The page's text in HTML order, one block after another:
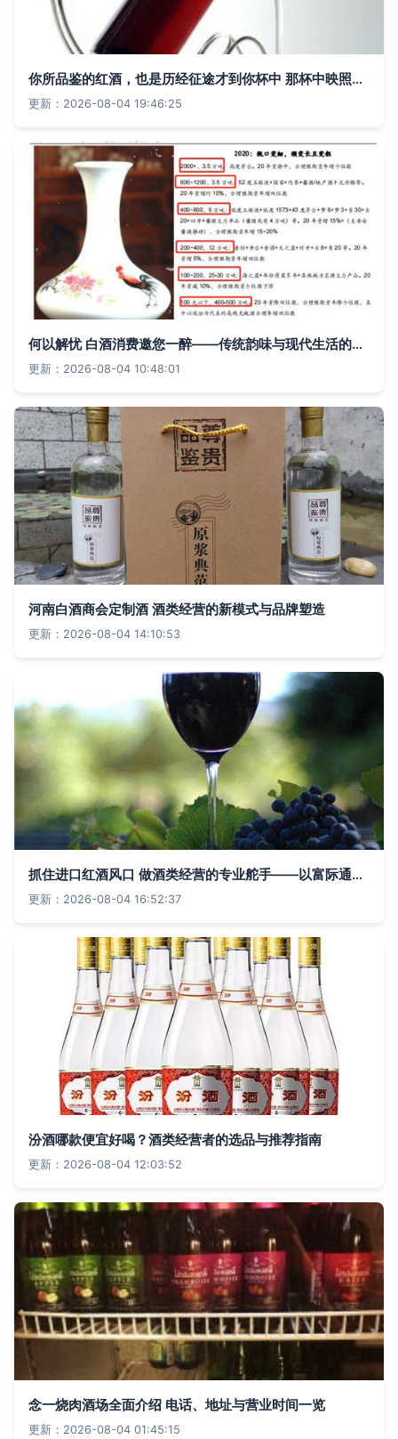
你所品鉴的红酒，也是历经征途才到你杯中 那杯中映照的拼搏与机缘
更新：2026-08-04 19:46:25
何以解忧 白酒消费邀您一醉——传统韵味与现代生活的交融
更新：2026-08-04 10:48:01
河南白酒商会定制酒 酒类经营的新模式与品牌塑造
更新：2026-08-04 14:10:53
抓住进口红酒风口 做酒类经营的专业舵手——以富际通葡萄酒项目为例
更新：2026-08-04 16:52:37
汾酒哪款便宜好喝？酒类经营者的选品与推荐指南
更新：2026-08-04 12:03:52
念一烧肉酒场全面介绍 电话、地址与营业时间一览
更新：2026-08-04 01:45:15